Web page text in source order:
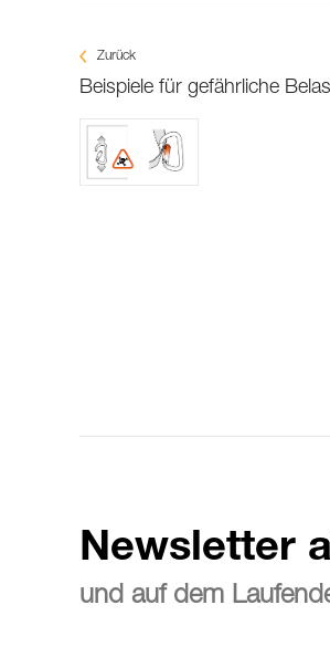
Zurück
Beispiele für gefährliche
Newsletter
und auf dem